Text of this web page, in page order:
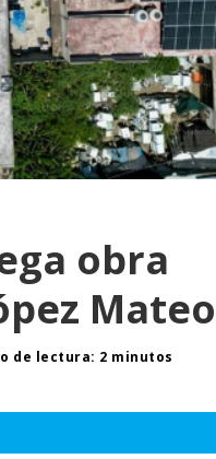
obra
de lectura: 2 minutos